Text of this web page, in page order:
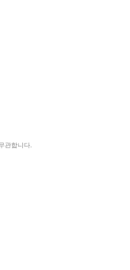
관합니다.